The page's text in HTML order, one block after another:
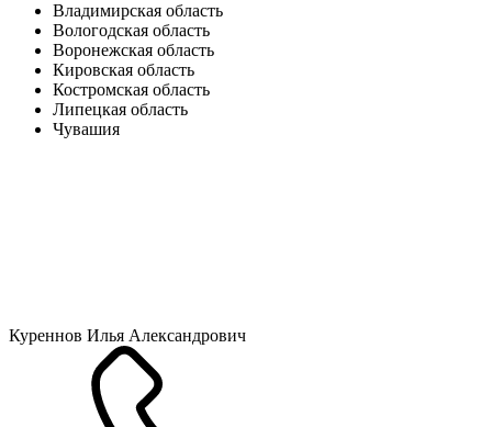
Владимирская область
Вологодская область
Воронежская область
Кировская область
Костромская область
Липецкая область
Чувашия
Куреннов Илья Александрович